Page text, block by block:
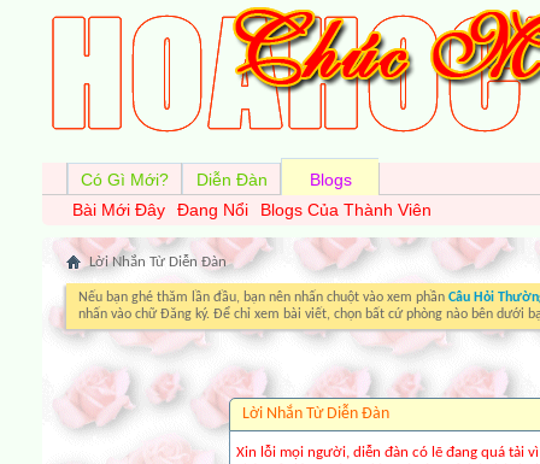
Có Gì Mới? Diễn Đàn
Blogs
Bài Mới Đây
Đang Nổi Blogs Của Thành Viên
Lời Nhắn Từ Diễn Ðàn
Nếu bạn ghé thăm lần đầu, bạn nên nhấn chuột vào xem phần Câu Hỏi
nhấn vào chữ Đăng ký. Để chỉ xem bài viết, chọn bất cứ phòng nào bên dưới
Lời Nhắn Từ Diễn Ðàn
Xin lỗi mọi người, diễn đàn có lẽ đang quá tải